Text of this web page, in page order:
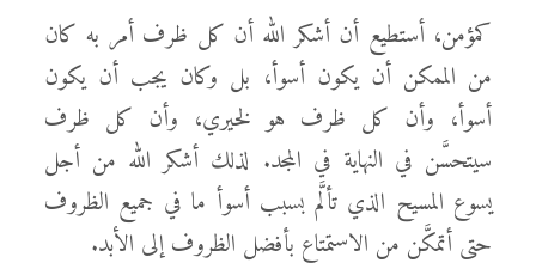
كمؤمن، أستطيع أن أشكر الله أن كل ظرف أمر به كان
من الممكن أن يكون أسوأ، بل وكان يجب أن يكون
أسوأ، وأن كل ظرف هو لخيري، وأن كل ظرف
سيتحسَّن في النهاية في المجد. لذلك أشكر الله من أجل
يسوع المسيح الذي تألَّم بسبب أسوأ ما في جميع الظروف
حتى أتمكَّن من الاستمتاع بأفضل الظروف إلى الأبد.